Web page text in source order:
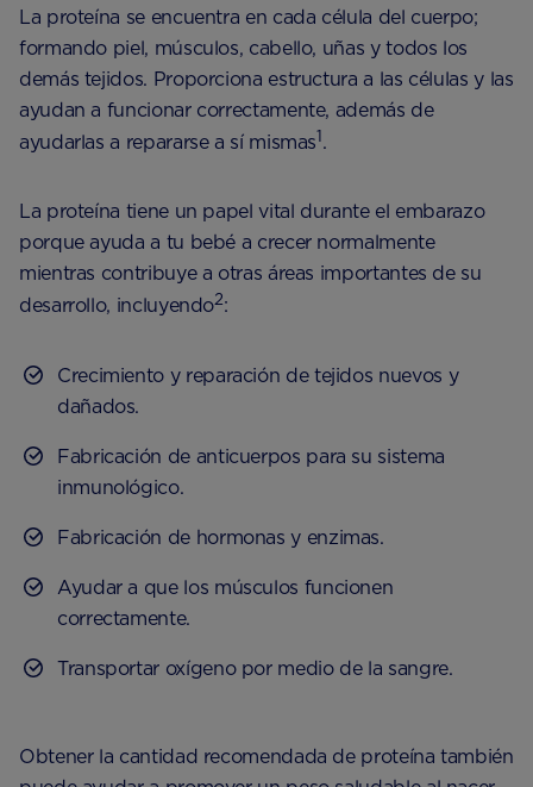
La proteína se encuentra en cada célula del cuerpo;
formando piel, músculos, cabello, uñas y todos los
demás tejidos. Proporciona estructura a las células y las
ayudan a funcionar correctamente, además de
ayudarlas a repararse a sí mismas1.
La proteína tiene un papel vital durante el embarazo
porque ayuda a tu bebé a crecer normalmente
mientras contribuye a otras áreas importantes de su
desarrollo, incluyendo2:
Crecimiento y reparación de tejidos nuevos y
dañados.
Fabricación de anticuerpos para su sistema
inmunológico.
Fabricación de hormonas y enzimas.
Ayudar a que los músculos funcionen
correctamente.
Transportar oxígeno por medio de la sangre.
Obtener la cantidad recomendada de proteína también